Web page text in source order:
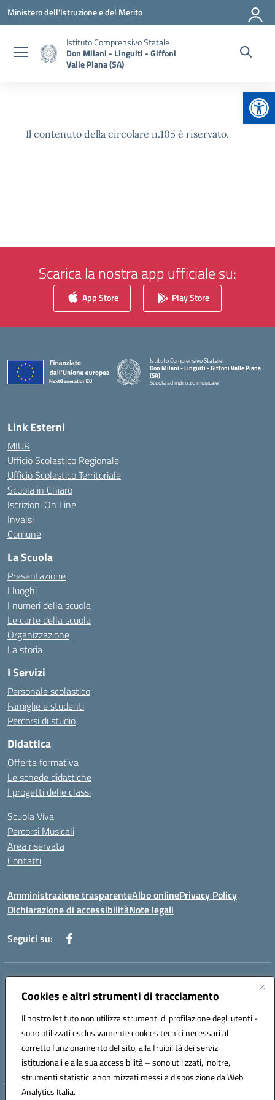
Cookies e altri strumenti di tracciamento
Il nostro Istituto non utilizza strumenti di profilazione degli utenti -
sono utilizzati esclusivamente cookies tecnici necessari al
corretto funzionamento del sito, alla fruibilità dei servizi
istituzionali e alla sua accessibilità – sono utilizzati, inoltre,
strumenti statistici anonimizzati messi a disposizione da Web
Analytics Italia.
Vai ai contenuti
Vai al menu di navigazione
Vai al footer
Ministero dell'Istruzione e del Merito
Istituto Comprensivo Statale
Don Milani - Linguiti - Giffoni
Valle Piana (SA)
Il contenuto della circolare n.105 è riservato.
Scarica la nostra app ufficiale su:
App Store Play Store
Istituto Comprensivo Statale
Don Milani - Linguiti - Giffoni Valle Piana
(SA)
Scuola ad indirizzo musicale
Link Esterni
MIUR
Ufficio Scolastico Regionale
Ufficio Scolastico Territoriale
Scuola in Chiaro
Iscrizioni On Line
Invalsi
Comune
La Scuola
Presentazione
I luoghi
I numeri della scuola
Le carte della scuola
Organizzazione
La storia
I Servizi
Personale scolastico
Famiglie e studenti
Percorsi di studio
Didattica
Offerta formativa
Le schede didattiche
I progetti delle classi
Scuola Viva
Percorsi Musicali
Area riservata
Contatti
Amministrazione trasparenteAlbo onlinePrivacy Policy
Dichiarazione di accessibilitàNote legali
Seguici su:
Indirizzo:
Centralino:089868360 Email:saic857007@istruzione.it
Codice fiscale: 80025860653
Codice meccanografico:
SAIC857007
Codice Indice delle Pubbliche Amministrazioni (IPA): istsc_saic857007